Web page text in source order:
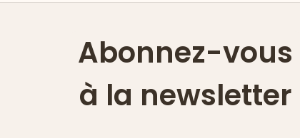
Abonnez-vous
à la newsletter